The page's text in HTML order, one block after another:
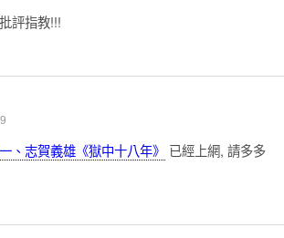
評指教!!!
、志賀義雄《獄中十八年》 已經上網, 請多多